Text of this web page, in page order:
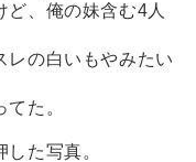
ど、俺の妹含む4人
レの白いもやみたい
た。
た写真。